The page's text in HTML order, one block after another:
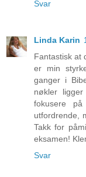
Svar
Linda Karin
Fantastisk at
er min
ganger i
nøkler
fokusere
utfordrende,
Takk for
eksamen!
Svar